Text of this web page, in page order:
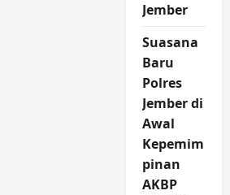
Jember
Suasana
Baru
Polres
Jember di
Awal
Kepemim
pinan
AKBP